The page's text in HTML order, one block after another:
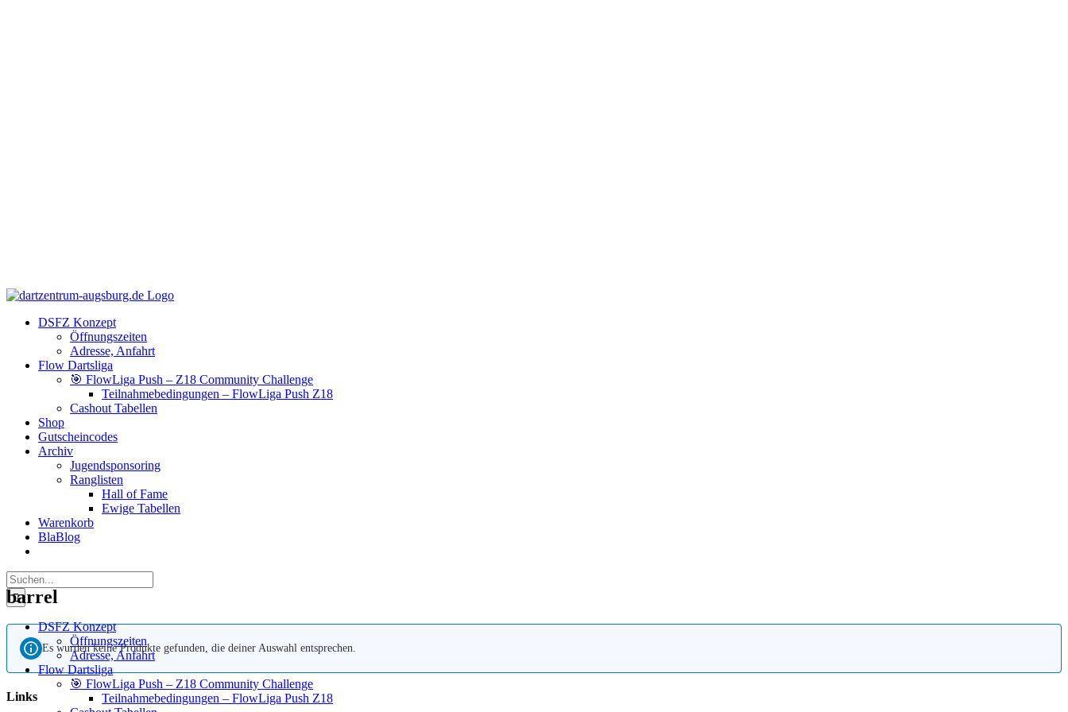
DSFZ Konzept
Öffnungszeiten
Adresse, Anfahrt
Flow Dartsliga
🎯 FlowLiga Push – Z18 Community Challenge
Teilnahmebedingungen – FlowLiga Push Z18
Cashout Tabellen
Shop
Gutscheincodes
Archiv
Jugendsponsoring
Ranglisten
Hall of Fame
Ewige Tabellen
Warenkorb
BlaBlog
Suche
nach:
DSFZ Konzept
Öffnungszeiten
Adresse, Anfahrt
Flow Dartsliga
🎯 FlowLiga Push – Z18 Community Challenge
Teilnahmebedingungen – FlowLiga Push Z18
barrel
Es wurden keine Produkte gefunden, die deiner Auswahl entsprechen.
Links